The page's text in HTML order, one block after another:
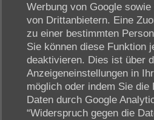
Werbung von Google
von Drittanbietern. Eine
zu einer bestimmten
Sie können diese Funktion
deaktivieren. Dies ist über
Anzeigeneinstellungen in
möglich oder indem Sie die
Daten durch Google
“Widerspruch gegen die